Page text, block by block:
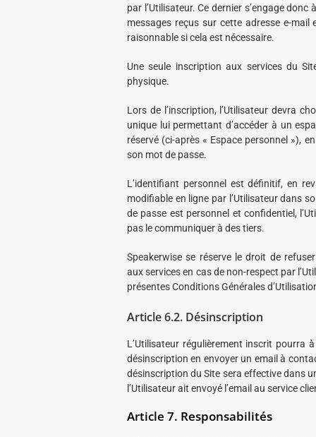
par l’Utilisateur. Ce dernier s’engage
messages reçus sur cette adresse e-
raisonnable si cela est nécessaire.
Une seule inscription aux services du
physique.
Lors de l’inscription, l’Utilisateur devra
unique lui permettant d’accéder à un
réservé (ci-après « Espace personnel »),
son mot de passe.
L’identifiant personnel est définitif, en
modifiable en ligne par l’Utilisateur dans
de passe est personnel et confidentiel,
pas le communiquer à des tiers.
Speakerwise se réserve le droit de
aux services en cas de non-respect par
présentes Conditions Générales
Article 6.2. Désinscription
L’Utilisateur régulièrement inscrit pourra
désinscription en envoyer un email à
désinscription du Site sera effective dans
l’Utilisateur ait envoyé l’email au service
Article 7. Responsabilités